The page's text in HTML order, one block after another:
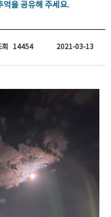
억을 공유해 주세요.
회 14454 2021-03-13